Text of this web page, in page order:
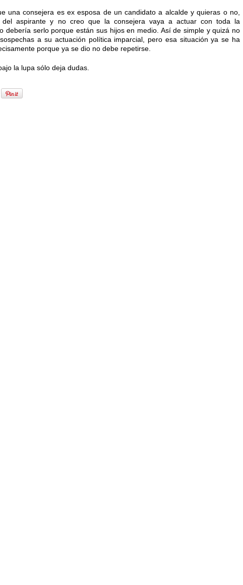
una consejera es ex esposa de un candidato a alcalde y quieras o no,
aspirante y no creo que la consejera vaya a actuar con toda la
debería serlo porque están sus hijos en medio. Así de simple y quizá no
a su actuación política imparcial, pero esa situación ya se ha
porque ya se dio no debe repetirse.
la lupa sólo deja dudas.